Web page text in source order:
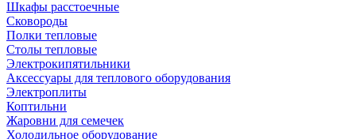
Шкафы расстоечные
Сковороды
Полки тепловые
Столы тепловые
Электрокипятильники
Аксессуары для теплового оборудования
Электроплиты
Коптильни
Жаровни для семечек
Холодильное оборудование